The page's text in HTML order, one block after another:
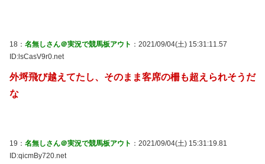
18： 名無しさん＠実況で競馬板アウト ：2021/09/04(土) 15:31:11.57
ID:lsCasV9r0.net
外埒飛び越えてたし、そのまま客席の柵も超えられそうだ
な
19： 名無しさん＠実況で競馬板アウト ：2021/09/04(土) 15:31:19.81
ID:qicmBy720.net